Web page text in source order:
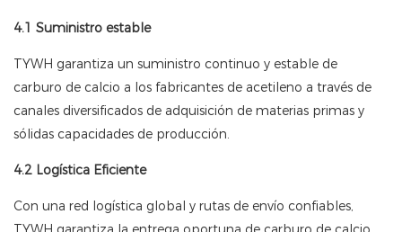
4.1 Suministro estable
TYWH garantiza un suministro continuo y estable de
carburo de calcio a los fabricantes de acetileno a través de
canales diversificados de adquisición de materias primas y
sólidas capacidades de producción.
4.2 Logística Eficiente
Con una red logística global y rutas de envío confiables,